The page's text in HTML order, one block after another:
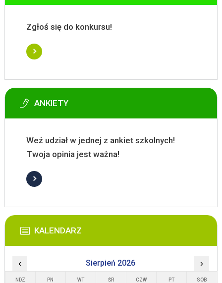
Zgłoś się do konkursu!
ANKIETY
Weź udział w jednej z ankiet szkolnych!
Twoja opinia jest ważna!
KALENDARZ
‹ Sierpień 2026 ›
NDZ PN WT ŚR CZW PT SOB